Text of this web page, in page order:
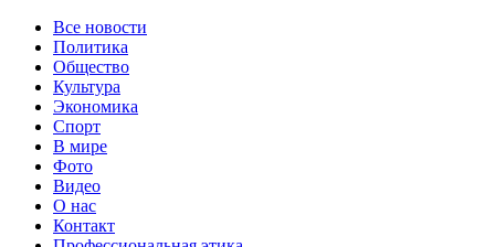
Все новости
Политика
Общество
Культура
Экономика
Спорт
В мире
Фото
Видео
О нас
Контакт